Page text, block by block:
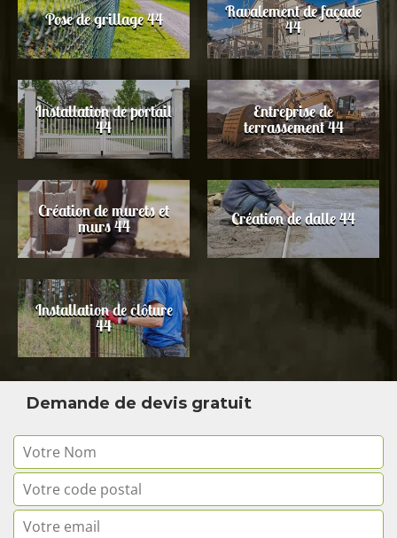
Pose de grillage 44 Ravalement de façade
44
Installation de portail
44
Entreprise de
terrassement 44
Création de murets et
murs 44 Création de dalle 44
Installation de clôture
44
Demande de devis gratuit